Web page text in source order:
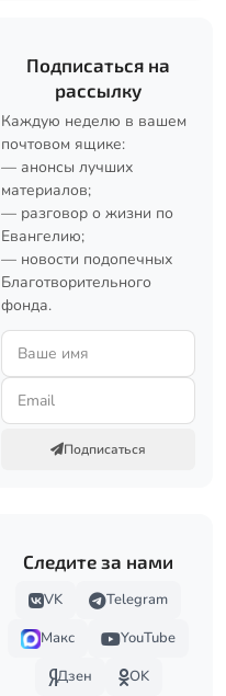
Подписаться на
рассылку
Каждую неделю в вашем
почтовом ящике:
— анонсы лучших
материалов;
— разговор о жизни по
Евангелию;
— новости подопечных
Благотворительного
фонда.
Подписаться
Следите за нами
VK
Telegram
Макс
YouTube
Дзен
OK